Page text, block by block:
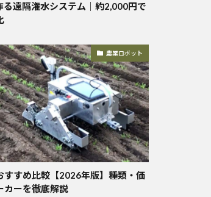
遠隔潅水システム｜約2,000円で
農業ロボット
すすめ比較【2026年版】種類・価
カーを徹底解説